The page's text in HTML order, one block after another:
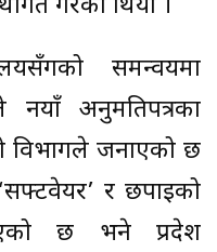
गरेको थियो ।
समन्वयमा
नयाँ अनुमतिपत्रका
विभागले जनाएको छ
र छपाइको
छ भने प्रदेश